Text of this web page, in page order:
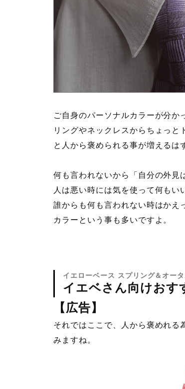
ご自身のパーソナルカラーが分か
リングやネックレスからちょっ
と人から褒められる事が増えるは
何も言われないから「自分の外見
人は悪い時には気を使って何もい
誰からも何も言われない時はかえ
カラーという事も多いですよ。
イエローベース スプリング＆オー
イエベさん向けおす
【広告】
それではここで、人から褒めれる
みますね。